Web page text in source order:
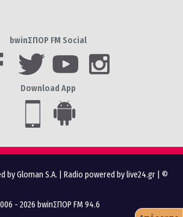
bwinΣΠΟΡ FM Social
Download App
by Gloman S.A. Radio powered by live24.gr | ©
- 2026 bwinΣΠΟΡ FM 94.6